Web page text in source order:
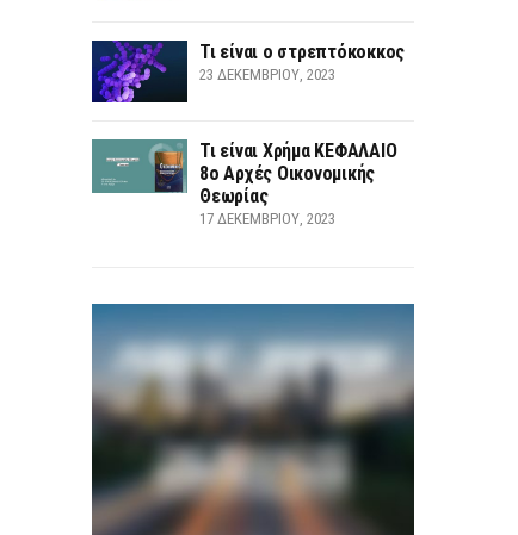
Τι είναι ο στρεπτόκοκκος
23 ΔΕΚΕΜΒΡΊΟΥ, 2023
Τι είναι Χρήμα ΚΕΦΑΛΑΙΟ
8ο Αρχές Οικονομικής
Θεωρίας
17 ΔΕΚΕΜΒΡΊΟΥ, 2023